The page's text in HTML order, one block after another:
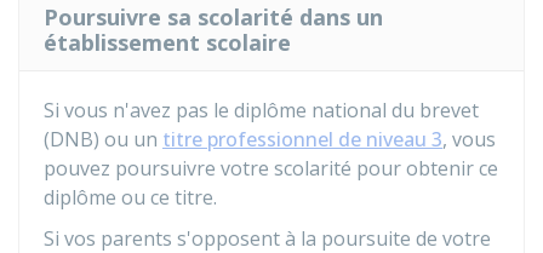
Poursuivre sa scolarité dans un
établissement scolaire
Si vous n'avez pas le diplôme national du brevet
(DNB) ou un titre professionnel de niveau 3, vous
pouvez poursuivre votre scolarité pour obtenir ce
diplôme ou ce titre.
Si vos parents s'opposent à la poursuite de votre